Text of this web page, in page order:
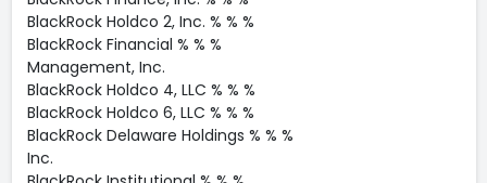
BlackRock Holdco 2, Inc. % % %
BlackRock Financial % % %
Management, Inc.
BlackRock Holdco 4, LLC % % %
BlackRock Holdco 6, LLC % % %
BlackRock Delaware Holdings % % %
Inc.